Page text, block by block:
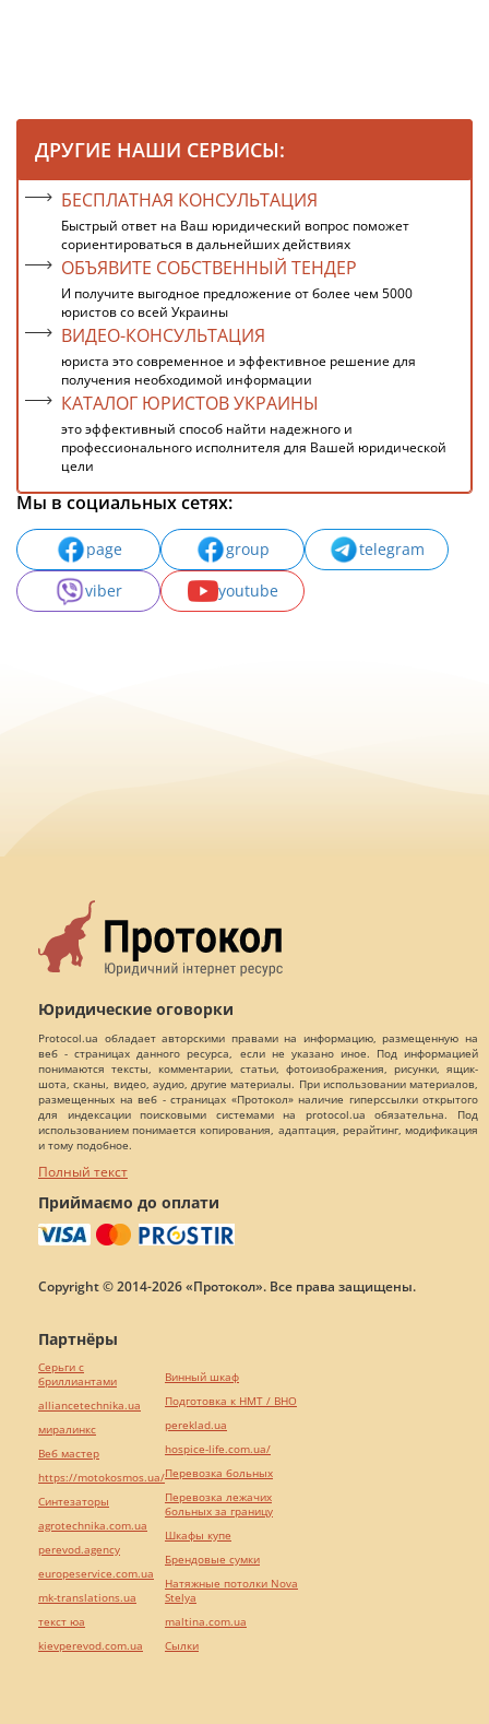
ДРУГИЕ НАШИ СЕРВИСЫ:
БЕСПЛАТНАЯ КОНСУЛЬТАЦИЯ
Быстрый ответ на Ваш юридический вопрос поможет
сориентироваться в дальнейших действиях
ОБЪЯВИТЕ СОБСТВЕННЫЙ ТЕНДЕР
И получите выгодное предложение от более чем 5000
юристов со всей Украины
ВИДЕО-КОНСУЛЬТАЦИЯ
юриста это современное и эффективное решение для
получения необходимой информации
КАТАЛОГ ЮРИСТОВ УКРАИНЫ
это эффективный способ найти надежного и
профессионального исполнителя для Вашей юридической
цели
Мы в социальных сетях:
page group
telegram
viber
youtube
Юридические оговорки
Protocol.ua обладает авторскими правами на информацию, размещенную на
веб - страницах данного ресурса, если не указано иное. Под информацией
понимаются тексты, комментарии, статьи, фотоизображения, рисунки, ящик-
шота, сканы, видео, аудио, другие материалы. При использовании материалов,
размещенных на веб - страницах «Протокол» наличие гиперссылки открытого
для индексации поисковыми системами на protocol.ua обязательна. Под
использованием понимается копирования, адаптация, рерайтинг, модификация
и тому подобное.
Полный текст
Приймаємо до оплати
Copyright © 2014-2026 «Протокол». Все права защищены.
Партнёры
Серьги с
бриллиантами
alliancetechnika.ua
миралинкс
Веб мастер
https://motokosmos.ua/
Синтезаторы
agrotechnika.com.ua
perevod.agency
europeservice.com.ua
mk-translations.ua
текст юа
kievperevod.com.ua
Винный шкаф
Подготовка к НМТ / ВНО
pereklad.ua
hospice-life.com.ua/
Перевозка больных
Перевозка лежачих
больных за границу
Шкафы купе
Брендовые сумки
Натяжные потолки Nova
Stelya
maltina.com.ua
Cылки